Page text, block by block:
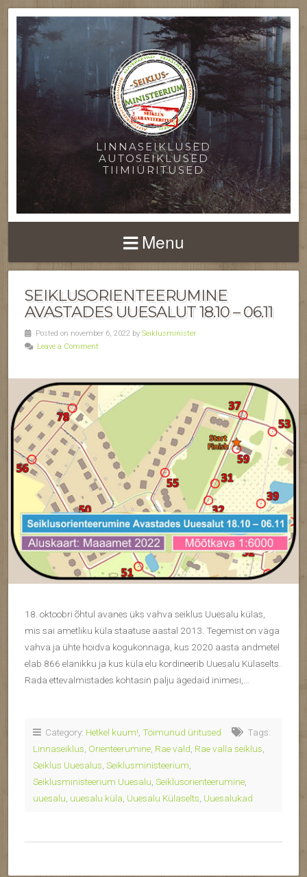
LINNASEIKLUSED
AUTOSEIKLUSED
TIIMIÜRITUSED
Menu
SEIKLUSORIENTEERUMINE
AVASTADES UUESALUT 18.10 – 06.11
Posted on november 6, 2022 by Seiklusminister
Leave a Comment
18. oktoobri õhtul avanes üks vahva seiklus Uuesalu külas,
mis sai ametliku küla staatuse aastal 2013. Tegemist on väga
vahva ja ühte hoidva kogukonnaga, kus 2020 aasta andmetel
elab 866 elanikku ja kus küla elu kordineerib Uuesalu Külaselts.
Rada ettevalmistades kohtasin palju ägedaid inimesi,…
Category: Hetkel kuum! Toimunud üritused
Tags:
Linnaseiklus Orienteerumine Rae vald Rae valla seiklus
Seiklus Uuesalus Seiklusministeerium
Seiklusministeerium Uuesalu Seiklusorienteerumine
uuesalu uuesalu küla Uuesalu Külaselts Uuesalukad